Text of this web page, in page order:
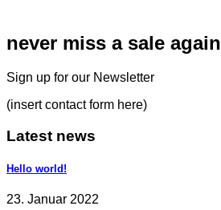
never miss a sale again
Sign up for our Newsletter
(insert contact form here)
Latest news
Hello world!
23. Januar 2022